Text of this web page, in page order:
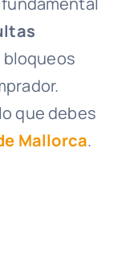
bloqueos
que debes
Mallorca.